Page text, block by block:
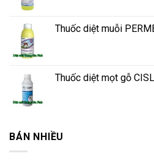
Thuốc diệt muỗi
Thuốc diệt mọt gỗ
BÁN NHIỀU